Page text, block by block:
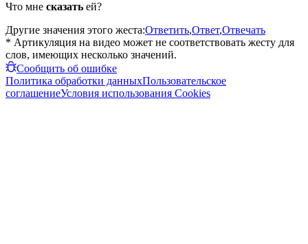
Что мне сказать ей?
Другие значения этого жеста:Ответить,Ответ,Отвечать
* Артикуляция на видео может не соответствовать жесту для
слов, имеющих несколько значений.
Сообщить об ошибке
Политика обработки данныхПользовательское
соглашениеУсловия использования Cookies